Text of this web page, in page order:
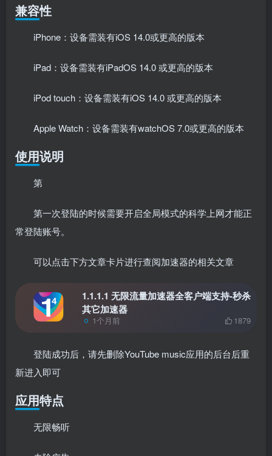
兼容性
iPhone：设备需装有iOS 14.0或更高的版本
iPad：设备需装有iPadOS 14.0 或更高的版本
iPod touch：设备需装有iOS 14.0 或更高的版本
Apple Watch：设备需装有watchOS 7.0或更高的版本
使用说明
第
第一次登陆的时候需要开启全局模式的科学上网才能正
常登陆账号。
可以点击下方文章卡片进行查阅加速器的相关文章
1.1.1.1 无限流量加速器全客户端支持-秒杀
其它加速器
1个月前 1879
登陆成功后，请先删除YouTube music应用的后台后重
新进入即可
应用特点
无限畅听